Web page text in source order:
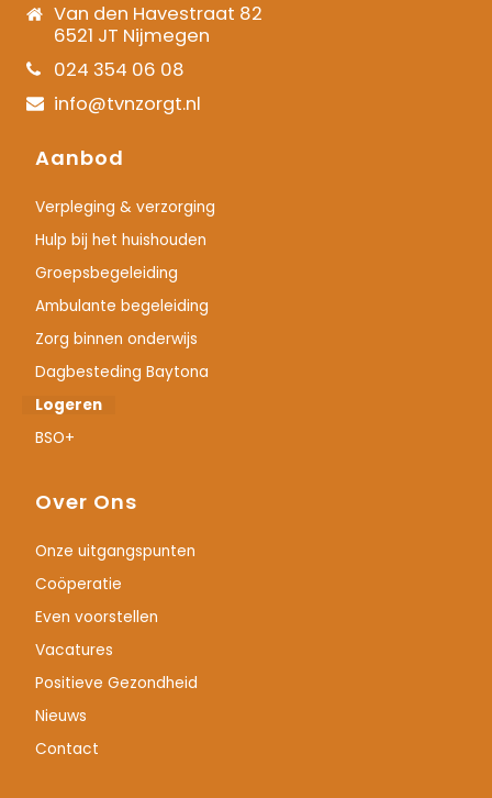
Van den Havestraat 82
6521 JT Nijmegen
024 354 06 08
info@tvnzorgt.nl
Aanbod
Verpleging & verzorging
Hulp bij het huishouden
Groepsbegeleiding
Ambulante begeleiding
Zorg binnen onderwijs
Dagbesteding Baytona
Logeren
BSO+
Over Ons
Onze uitgangspunten
Coöperatie
Even voorstellen
Vacatures
Positieve Gezondheid
Nieuws
Contact